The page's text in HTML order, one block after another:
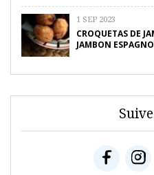
1 SEP 2023
CROQUETAS DE
JAMBON